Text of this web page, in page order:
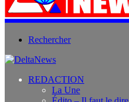
Rechercher
REDACTION
La Une